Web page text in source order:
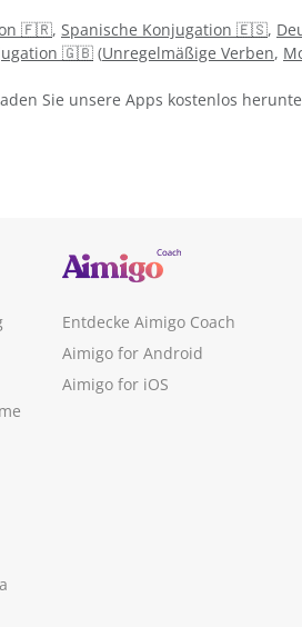
🇫🇷, Spanische Konjugation 🇪🇸,
🇬🇧 (Unregelmäßige Verben,
Sie unsere Apps kostenlos
Entdecke Aimigo Coach
Aimigo for Android
Aimigo for iOS